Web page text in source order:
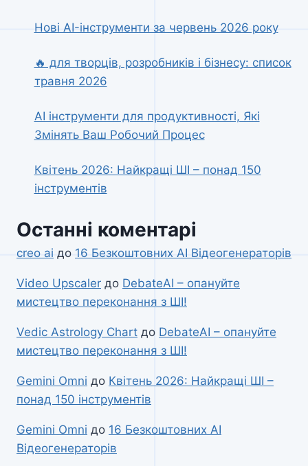
Нові AI-інструменти за червень 2026 року
🔥 для творців, розробників і бізнесу: список
травня 2026
AI інструменти для продуктивності, Які
Змінять Ваш Робочий Процес
Квітень 2026: Найкращі ШІ – понад 150
інструментів
Останні коментарі
creo ai до 16 Безкоштовних AI Відеогенераторів
Video Upscaler до DebateAI – опануйте
мистецтво переконання з ШІ!
Vedic Astrology Chart до DebateAI – опануйте
мистецтво переконання з ШІ!
Gemini Omni до Квітень 2026: Найкращі ШІ –
понад 150 інструментів
Gemini Omni до 16 Безкоштовних AI
Відеогенераторів